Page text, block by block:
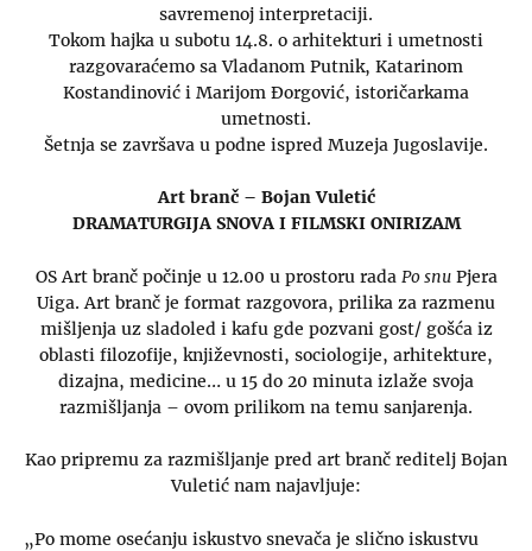
savremenoj interpretaciji.
Tokom hajka u subotu 14.8. o arhitekturi i umetnosti
razgovaraćemo sa Vladanom Putnik, Katarinom
Kostandinović i Marijom Đorgović, istoričarkama
umetnosti.
Šetnja se završava u podne ispred Muzeja Jugoslavije.
Art branč – Bojan Vuletić
DRAMATURGIJA SNOVA I FILMSKI ONIRIZAM
OS Art branč počinje u 12.00 u prostoru rada Po snuPjera
Uiga. Art branč je format razgovora, prilika za razmenu
mišljenja uz sladoled i kafu gde pozvani gost/ gošća iz
oblasti filozofije, književnosti, sociologije, arhitekture,
dizajna, medicine… u 15 do 20 minuta izlaže svoja
razmišljanja – ovom prilikom na temu sanjarenja.
Kao pripremu za razmišljanje pred art branč reditelj Bojan
Vuletić nam najavljuje:
„Po mome osećanju iskustvo snevača je slično iskustvu